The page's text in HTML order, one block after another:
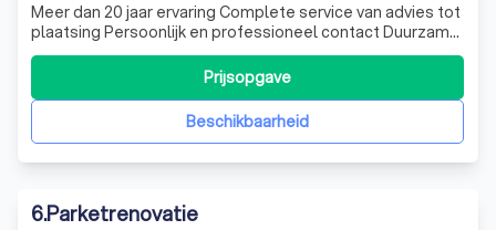
Meer dan 20 jaar ervaring Complete service van advies tot
plaatsing Persoonlijk en professioneel contact Duurzame
en kwaliteitsvolle materialen Showroom Tevreden
klanten & transparante offertes
Beschikbaarheid
Prijsopgave
6.Parketrenovatie